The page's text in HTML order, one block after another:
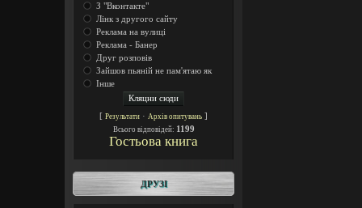
З "Вконтакте"
Лінк з другого сайту
Реклама на вулиці
Реклама - Банер
Друг розповів
Зайшов пьяній не пам'ятаю як
Інше
[ Результати · Архів опитувань ]
Всього відповідей: 1199
Гостьова книга
ДРУЗІ